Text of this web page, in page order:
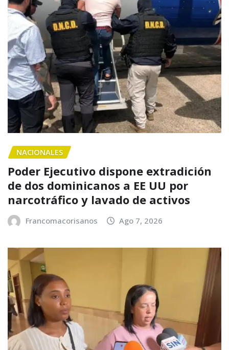
NACIONALES
Poder Ejecutivo dispone extradición
de dos dominicanos a EE UU por
narcotráfico y lavado de activos
Francomacorisanos Ago 7, 2026